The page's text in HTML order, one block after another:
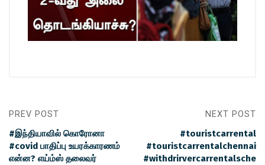
PREV POST
#இந்தியாவில் கொரோனா
#covid பாதிப்பு உயரக்காரணம்
என்ன? எய்ம்ஸ் தலைவர்
NEXT POST
#touristcarrental
#touristcarrentalchennai
#withdrirvercarrentalsche